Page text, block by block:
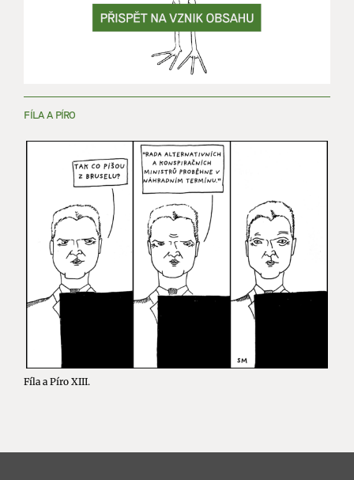
FÍLA A PÍRO
Fíla a Píro XIII.